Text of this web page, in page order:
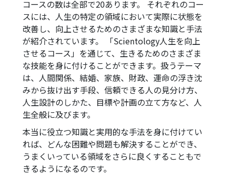
コースの数は全部で20あります。 それぞれのコー
スには、人生の特定の領域において実際に状態を
改善し、向上させるためのさまざまな知識と手法
が紹介されています。 「Scientology人生を向上
させるコース」を通じて、生きるためのさまざま
な技能を身に付けることができます。扱うテーマ
は、人間関係、結婚、家族、財政、運命の浮き沈
みから抜け出す手段、信頼できる人の見分け方、
人生設計のしかた、目標や計画の立て方など、人
生全般に及びます。
本当に役立つ知識と実用的な手法を身に付けてい
れば、どんな困難や問題も解決することができ、
うまくいっている領域をさらに良くすることもで
きるようになるのです。